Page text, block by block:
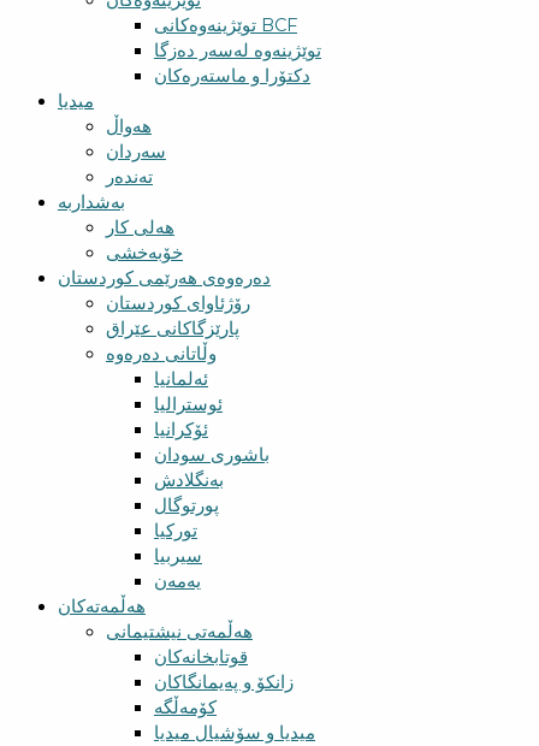
توێژینەوەکانی BCF​
توێژینەوە لەسەر دەزگا
دکتۆرا و ماستەرەکان
میدیا
‌‌هەواڵ
سه‌ردان
تەندەر
بەشداربە
هەلی کار
خۆبەخشی
دەرەوەی هەرێمی کوردستان
رۆژئاوای کوردستان
پارێزگاکانی عێراق
وڵاتانی دەرەوە
ئەلمانیا
ئوسترالیا
ئۆکرانیا
باشوری سودان
بەنگلادش
پورتوگال
تورکیا
سیربیا
یەمەن
هەڵمەتەکان
هەڵمەتی نیشتیمانی
قوتابخانەکان
زانکۆ و پەیمانگاکان
کۆمەڵگە
میدیا و سۆشیال میدیا